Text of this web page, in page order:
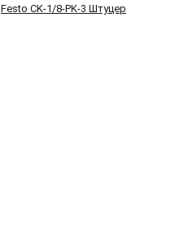
Festo CK-1/8-PK-3 Штуцер